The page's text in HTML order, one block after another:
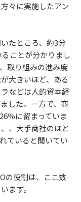
々に実施したアン
たところ、約3分
ことが分かりまし
取り組みの進み度
大きいほど、ある
などは人的資本経
した。一方で、商
％に留まっていま
、大手商社のほと
ていると聞いてい
の役割は、ここ数
ます。